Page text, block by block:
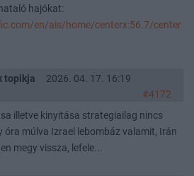
hajókat:
en/ais/home/centerx:56.7/center
topikja
2026. 04. 17. 16:19
#4172
illetve kinyitása strategiailag nincs
óra múlva Izrael lebombáz valamit, Irán
megy vissza, lefele...